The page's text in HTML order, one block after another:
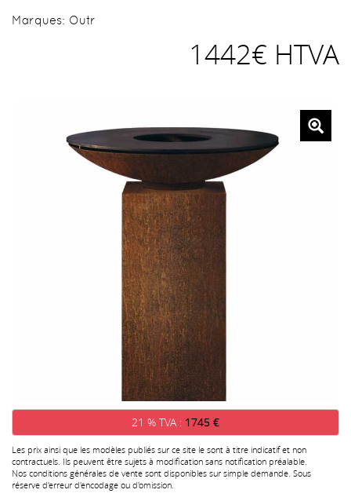
Marques: Outr
1442€ HTVA
21 % TVA : 1745 €
Les prix ainsi que les modèles publiés sur ce site le sont à titre indicatif et non
contractuels. Ils peuvent être sujets à modification sans notification préalable.
Nos conditions générales de vente sont disponibles sur simple demande. Sous
réserve d'erreur d'encodage ou d'omission.